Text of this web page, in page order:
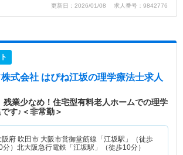
更新日：2026/01/08 求人番号：9842776
式会社 はぴね江坂の理学療法士求人
残業少なめ！住宅型有料老人ホームでの理学
す♪＜非常勤＞
阪府 吹田市 大阪市営御堂筋線「江坂駅」（徒歩
分）北大阪急行電鉄「江坂駅」（徒歩10分）